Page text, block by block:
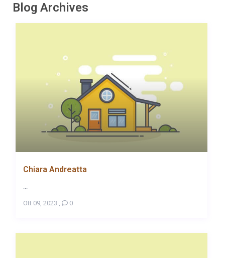
Blog Archives
Chiara Andreatta
Ott 09, 2023 0